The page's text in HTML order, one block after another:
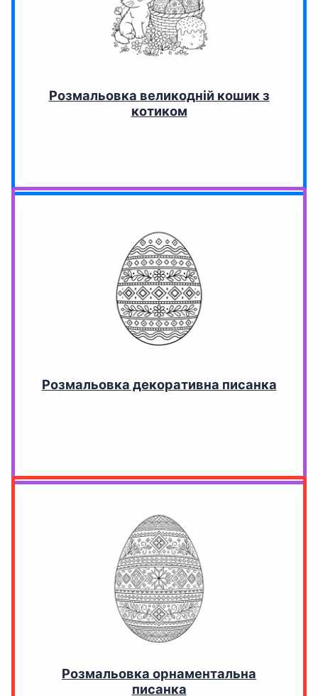
Розмальовка великодній кошик з
котиком
Розмальовка декоративна писанка
Розмальовка орнаментальна
писанка